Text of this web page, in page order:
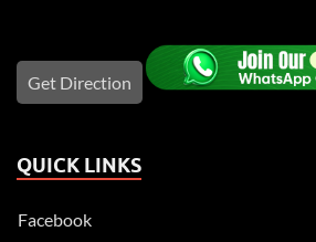
Get Direction
QUICK LINKS
Facebook